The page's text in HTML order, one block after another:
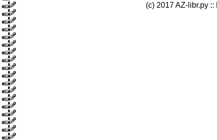
(c) 2017 AZ-libr.ру ::